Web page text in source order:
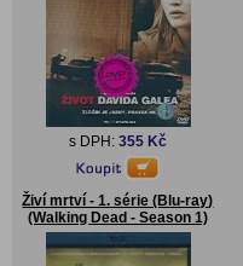
s DPH: 355 Kč
Živí mrtví - 1. série (Blu-ray)
(Walking Dead - Season 1)